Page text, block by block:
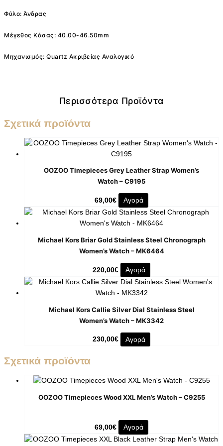
Φύλο: Άνδρας
Μέγεθος Κάσας: 40.00-46.50mm
Μηχανισμός: Quartz Ακριβείας Αναλογικό
Περισσότερα Προϊόντα
Σχετικά προϊόντα
OOZOO Timepieces Grey Leather Strap Women’s
Watch – C9195
69,00€ Αγορά
Michael Kors Briar Gold Stainless Steel Chronograph
Women’s Watch – MK6464
220,00€ Αγορά
Michael Kors Callie Silver Dial Stainless Steel
Women’s Watch – MK3342
230,00€ Αγορά
Σχετικά προϊόντα
OOZOO Timepieces Wood XXL Men’s Watch – C9255
69,00€ Αγορά